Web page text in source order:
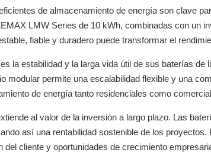
de almacenamiento de energía son clave
LMW Series de 10 kWh, combinadas con un
fiable y duradero puede transformar el
la estabilidad y la larga vida útil de sus baterías de
modular permite una escalabilidad flexible y una
de energía tanto residenciales como
al valor de la inversión a largo plazo. Las
así una rentabilidad sostenible de los
cliente y oportunidades de crecimiento